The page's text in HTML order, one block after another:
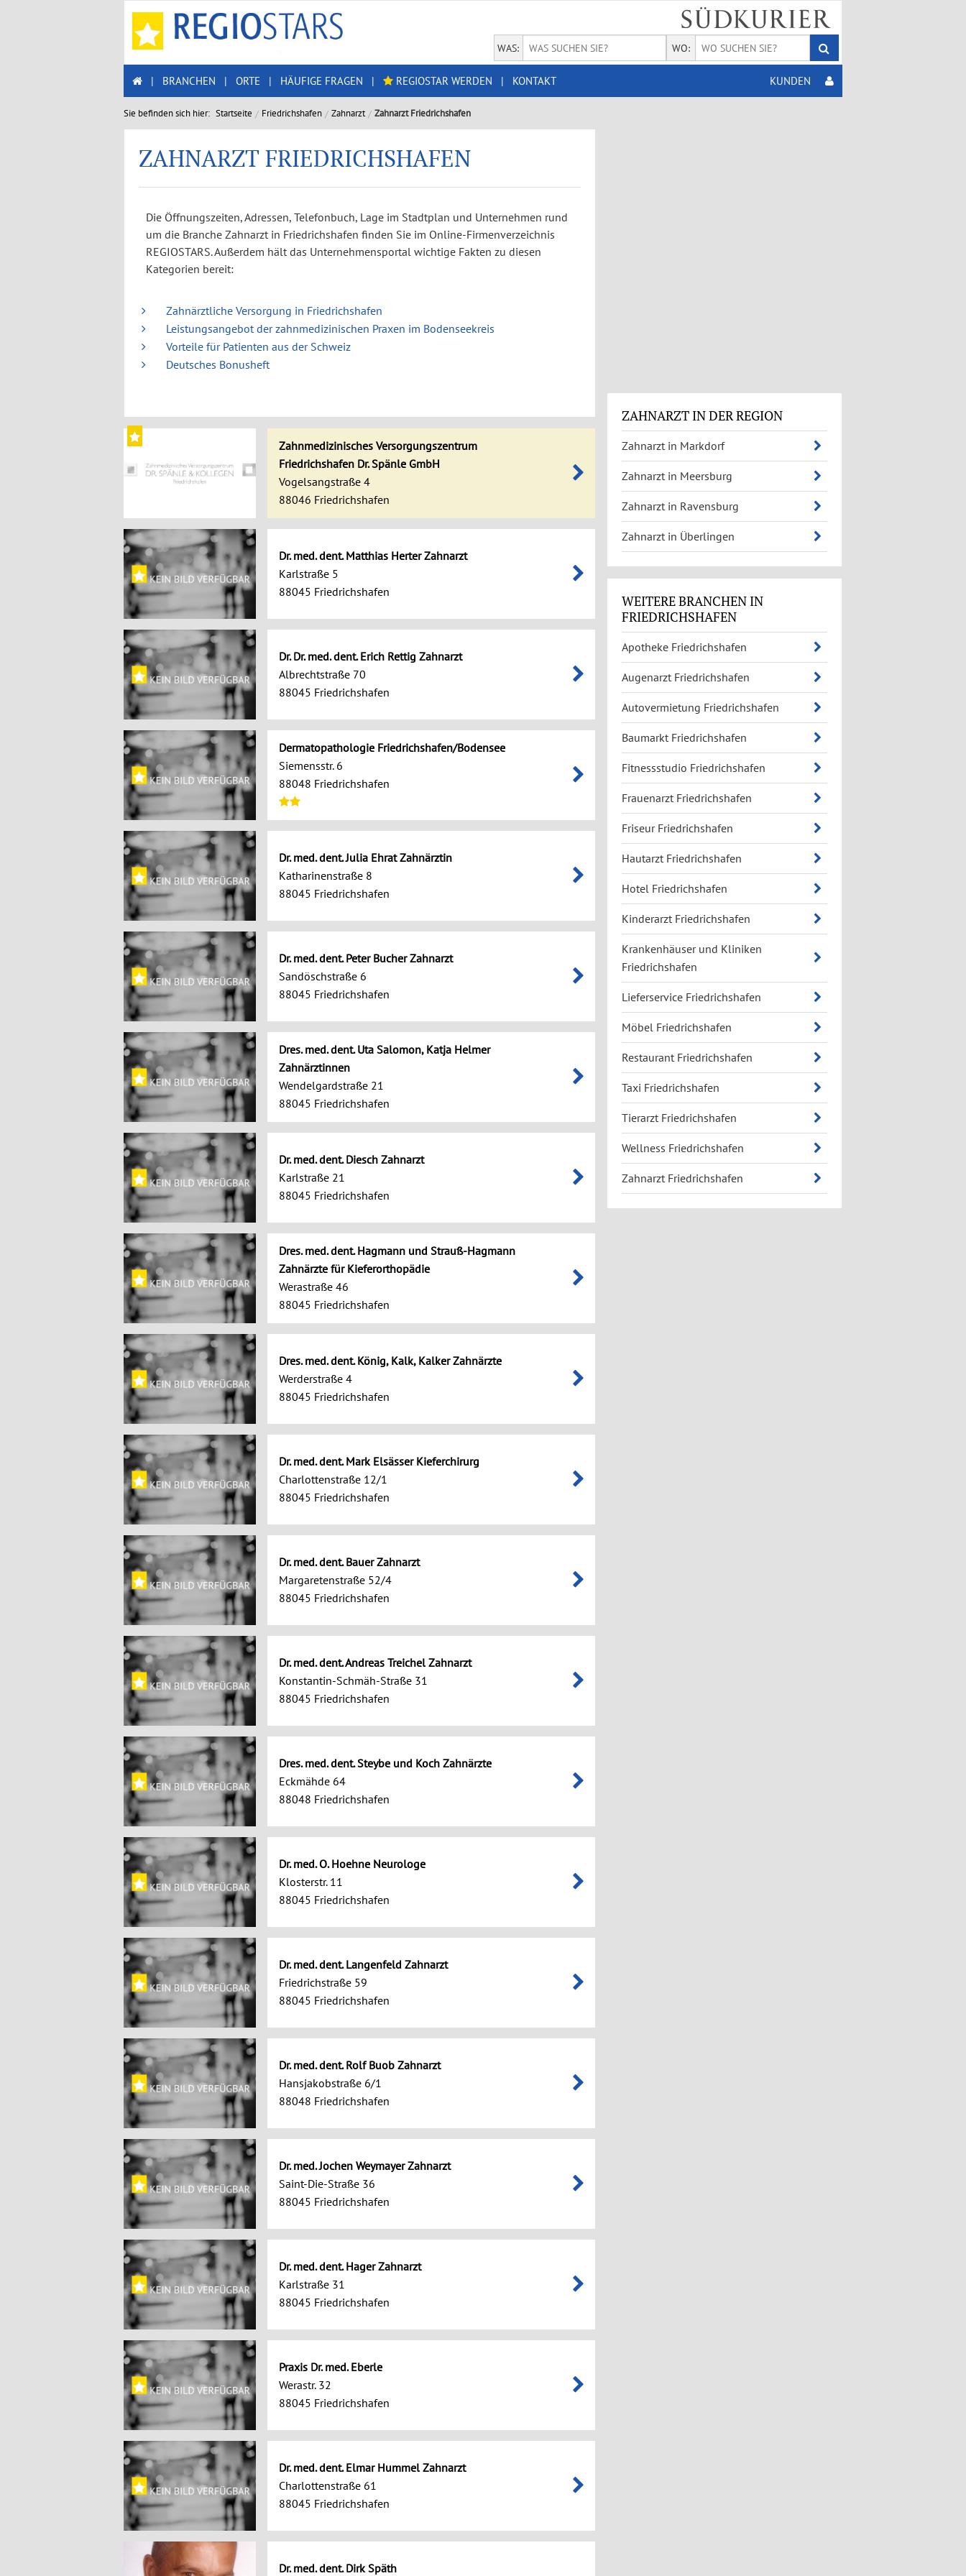
WAS: WO:
| BRANCHEN | ORTE | HÄUFIGE FRAGEN | REGIOSTAR WERDEN | KONTAKT KUNDEN
Sie befinden sich hier: Startseite Friedrichshafen Zahnarzt Zahnarzt Friedrichshafen
ZAHNARZT FRIEDRICHSHAFEN
Die Öffnungszeiten, Adressen, Telefonbuch, Lage im Stadtplan und Unternehmen rund
um die Branche Zahnarzt in Friedrichshafen finden Sie im Online-Firmenverzeichnis
REGIOSTARS. Außerdem hält das Unternehmensportal wichtige Fakten zu diesen
Kategorien bereit:
Zahnärztliche Versorgung in Friedrichshafen
Leistungsangebot der zahnmedizinischen Praxen im Bodenseekreis
Vorteile für Patienten aus der Schweiz
Deutsches Bonusheft
Zahnmedizinisches Versorgungszentrum
Friedrichshafen Dr. Spänle GmbH
Vogelsangstraße 4
88046 Friedrichshafen
Dr. med. dent. Matthias Herter Zahnarzt
Karlstraße 5
88045 Friedrichshafen
Dr. Dr. med. dent. Erich Rettig Zahnarzt
Albrechtstraße 70
88045 Friedrichshafen
Dermatopathologie Friedrichshafen/Bodensee
Siemensstr. 6
88048 Friedrichshafen
Dr. med. dent. Julia Ehrat Zahnärztin
Katharinenstraße 8
88045 Friedrichshafen
Dr. med. dent. Peter Bucher Zahnarzt
Sandöschstraße 6
88045 Friedrichshafen
Dres. med. dent. Uta Salomon, Katja Helmer
Zahnärztinnen
Wendelgardstraße 21
88045 Friedrichshafen
Dr. med. dent. Diesch Zahnarzt
Karlstraße 21
88045 Friedrichshafen
Dres. med. dent. Hagmann und Strauß-Hagmann
Zahnärzte für Kieferorthopädie
Werastraße 46
88045 Friedrichshafen
Dres. med. dent. König, Kalk, Kalker Zahnärzte
Werderstraße 4
88045 Friedrichshafen
Dr. med. dent. Mark Elsässer Kieferchirurg
Charlottenstraße 12/1
88045 Friedrichshafen
Dr. med. dent. Bauer Zahnarzt
Margaretenstraße 52/4
88045 Friedrichshafen
Dr. med. dent. Andreas Treichel Zahnarzt
Konstantin-Schmäh-Straße 31
88045 Friedrichshafen
Dres. med. dent. Steybe und Koch Zahnärzte
Eckmähde 64
88048 Friedrichshafen
Dr. med. O. Hoehne Neurologe
Klosterstr. 11
88045 Friedrichshafen
Dr. med. dent. Langenfeld Zahnarzt
Friedrichstraße 59
88045 Friedrichshafen
Dr. med. dent. Rolf Buob Zahnarzt
Hansjakobstraße 6/1
88048 Friedrichshafen
Dr. med. Jochen Weymayer Zahnarzt
Saint-Die-Straße 36
88045 Friedrichshafen
Dr. med. dent. Hager Zahnarzt
Karlstraße 31
88045 Friedrichshafen
Praxis Dr. med. Eberle
Werastr. 32
88045 Friedrichshafen
Dr. med. dent. Elmar Hummel Zahnarzt
Charlottenstraße 61
88045 Friedrichshafen
Dr. med. dent. Dirk Späth
ZAHNARZT IN DER REGION
Zahnarzt in Markdorf
Zahnarzt in Meersburg
Zahnarzt in Ravensburg
Zahnarzt in Überlingen
WEITERE BRANCHEN IN
FRIEDRICHSHAFEN
Apotheke Friedrichshafen
Augenarzt Friedrichshafen
Autovermietung Friedrichshafen
Baumarkt Friedrichshafen
Fitnessstudio Friedrichshafen
Frauenarzt Friedrichshafen
Friseur Friedrichshafen
Hautarzt Friedrichshafen
Hotel Friedrichshafen
Kinderarzt Friedrichshafen
Krankenhäuser und Kliniken
Friedrichshafen
Lieferservice Friedrichshafen
Möbel Friedrichshafen
Restaurant Friedrichshafen
Taxi Friedrichshafen
Tierarzt Friedrichshafen
Wellness Friedrichshafen
Zahnarzt Friedrichshafen